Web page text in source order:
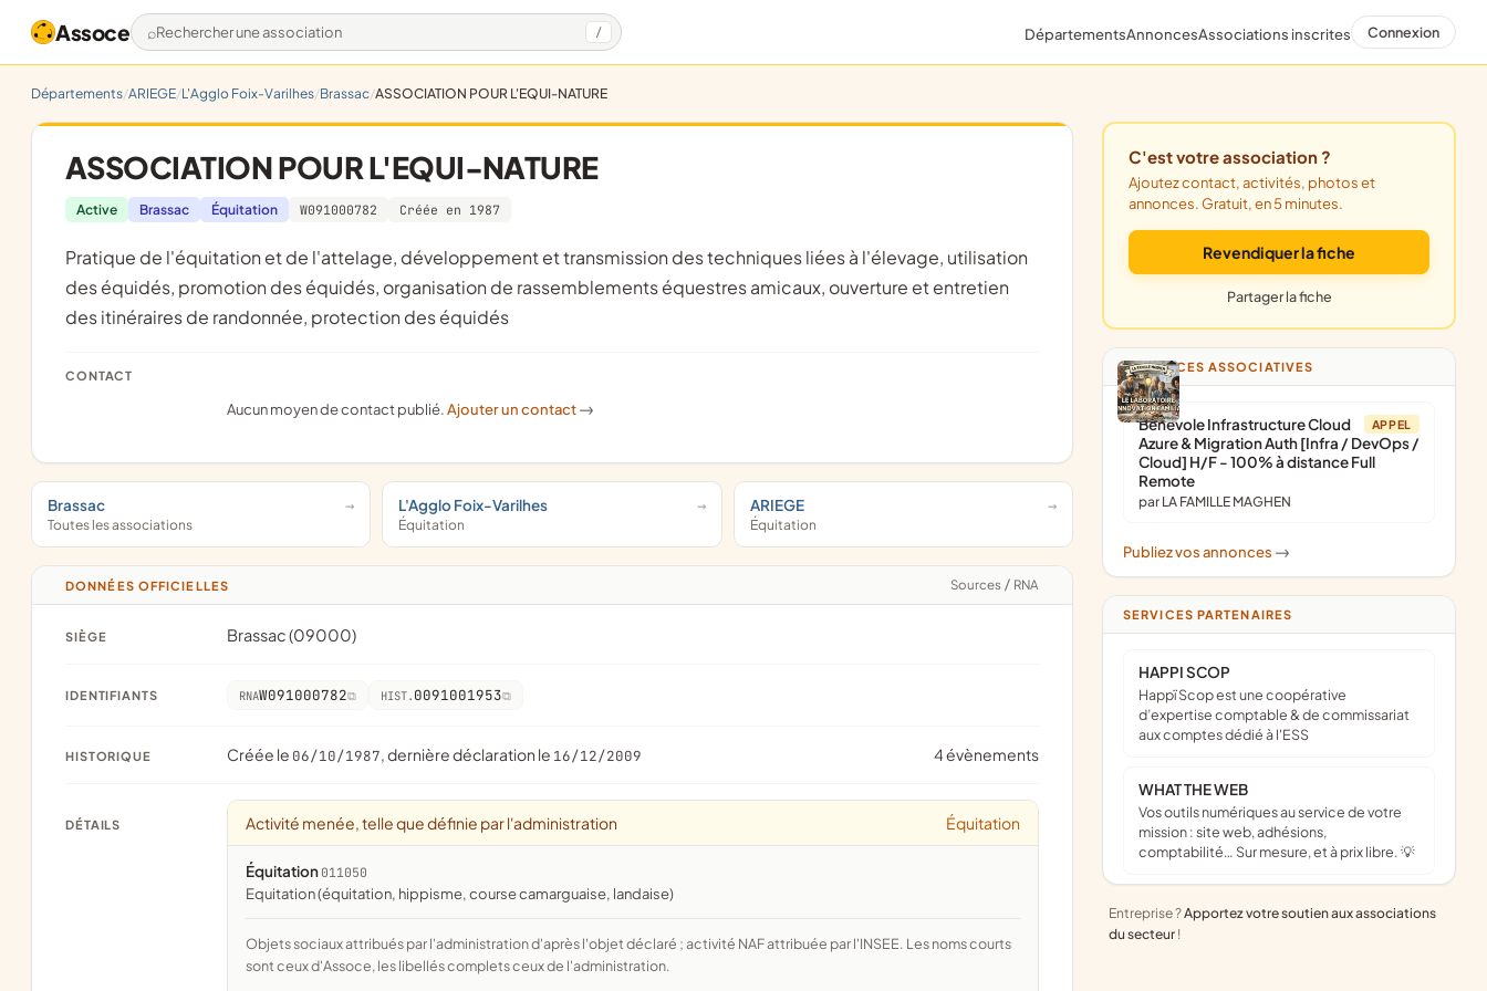
Assoce Rechercher une association / DépartementsAnnoncesAssociations inscrites Connexion
Départements ARIEGE L'Agglo Foix-Varilhes Brassac ASSOCIATION POUR L'EQUI-NATURE
ASSOCIATION POUR L'EQUI-NATURE
Active Brassac Équitation W091000782 Créée en 1987
pratique de l'équitation et de l'attelage, développement et transmission des techniques liées à l'élevage, utilisation
des équidés, promotion des équidés, organisation de rassemblements équestres amicaux, ouverture et entretien
des itinéraires de randonnée, protection des équidés
CONTACT
Aucun moyen de contact publié.Ajouter un contact ->
Brassac
Toutes les associations
L'Agglo Foix-Varilhes
Équitation
ARIEGE
Équitation
DONNÉES OFFICIELLES Sources / RNA
SIÈGE Brassac (09000)
IDENTIFIANTS RNAW091000782 HIST. 0091001953
HISTORIQUE Créée le 06/10/1987, dernière déclaration le 16/12/2009 4 évènements
DÉTAILS Activité menée, telle que définie par l'administration Équitation
Équitation 011050
Equitation (équitation, hippisme, course camarguaise, landaise)
Objets sociaux attribués par l'administration d'après l'objet déclaré ; activité NAF attribuée par l'INSEE. Les noms courts
sont ceux d'Assoce, les libellés complets ceux de l'administration.
C'est votre association ?
Ajoutez contact, activités, photos et
annonces. Gratuit, en 5 minutes.
Revendiquer la fiche
Partager la fiche
ANNONCES ASSOCIATIVES
APPEL
Bénévole Infrastructure Cloud
Azure & Migration Auth [Infra / DevOps /
Cloud] H/F - 100% à distance Full
Remote
par LA FAMILLE MAGHEN
Publiez vos annonces ->
SERVICES PARTENAIRES
HAPPI SCOP
Happï Scop est une coopérative
d’expertise comptable & de commissariat
aux comptes dédié à l'ESS
WHAT THE WEB
Vos outils numériques au service de votre
mission : site web, adhésions,
comptabilité… Sur mesure, et à prix libre. 💡
Entreprise ?Apportez votre soutien aux associations
du secteur !